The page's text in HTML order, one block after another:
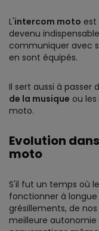
L'intercom moto est
devenu
communiquer avec
en sont équipés.
Il sert aussi à passer
de la musique ou les
moto.
Evolution
moto
S'il fut un temps où
fonctionner à
grésillements, de
meilleure